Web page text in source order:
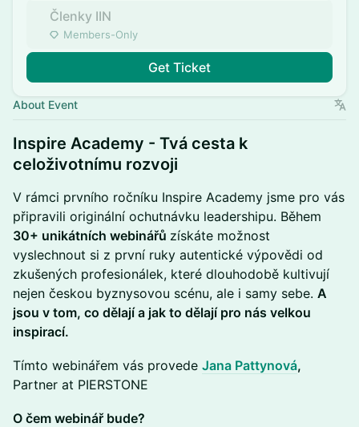
Členky IIN
Members-Only
Get Ticket
About Event
​Inspire Academy - Tvá cesta k
celoživotnímu rozvoji
​V rámci prvního ročníku Inspire Academy jsme pro vás
připravili originální ochutnávku leadershipu. Během
30+ unikátních webinářů získáte možnost
vyslechnout si z první ruky autentické výpovědi od
zkušených profesionálek, které dlouhodobě kultivují
nejen českou byznysovou scénu, ale i samy sebe. A
jsou v tom, co dělají a jak to dělají pro nás velkou
inspirací.
​Tímto webinářem vás provede Jana Pattynová,
Partner at PIERSTONE
​O čem webinář bude?